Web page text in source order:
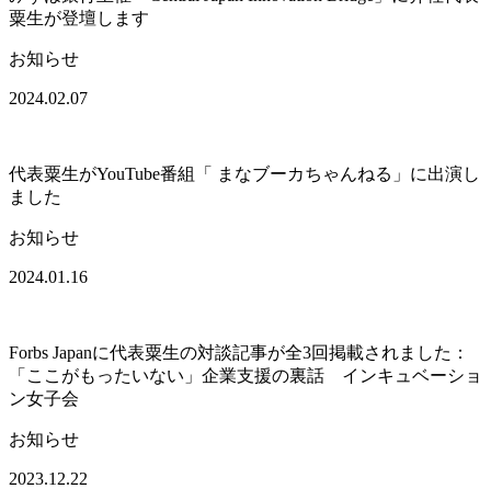
粟生が登壇します
お知らせ
2024.02.07
代表粟生がYouTube番組「 まなブーカちゃんねる」に出演し
ました
お知らせ
2024.01.16
Forbs Japanに代表粟生の対談記事が全3回掲載されました：
「ここがもったいない」企業支援の裏話 インキュベーショ
ン女子会
お知らせ
2023.12.22